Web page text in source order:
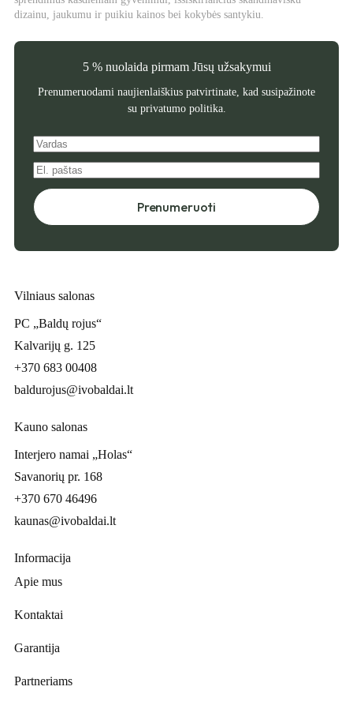
dizainu, jaukumu ir puikiu kainos bei kokybės santykiu.
5 % nuolaida pirmam Jūsų užsakymui
Prenumeruodami naujienlaiškius patvirtinate, kad susipažinote
su privatumo politika.
Prenumeruoti
Vilniaus salonas
PC „Baldų rojus“
Kalvarijų g. 125
+370 683 00408
baldurojus@ivobaldai.lt
Kauno salonas
Interjero namai „Holas“
Savanorių pr. 168
+370 670 46496
kaunas@ivobaldai.lt
Informacija
Apie mus
Kontaktai
Garantija
Partneriams